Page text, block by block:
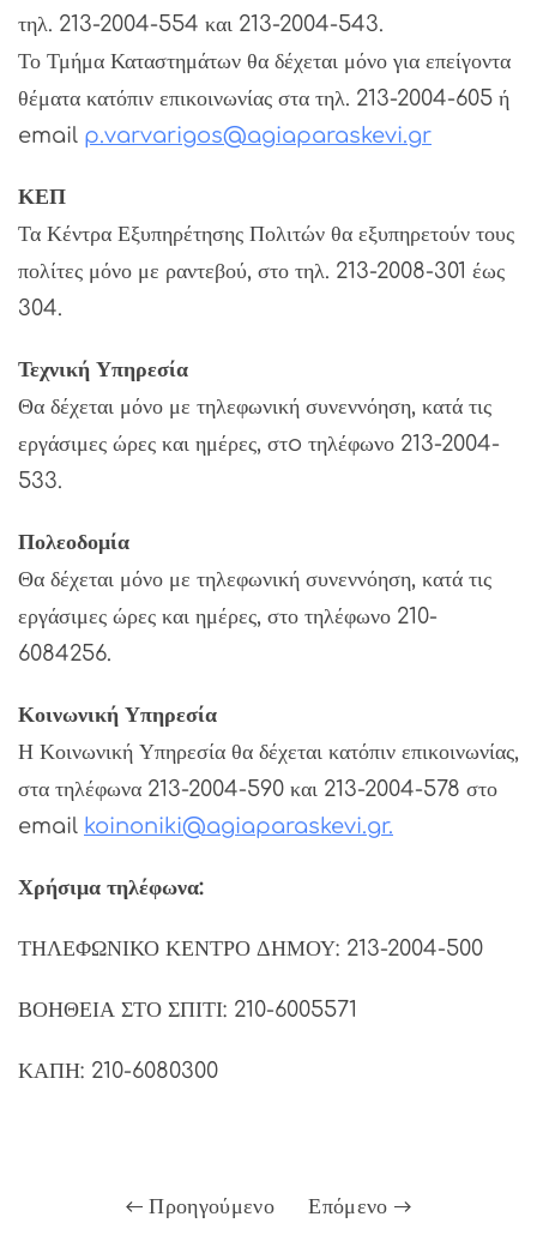
τηλ. 213-2004-554 και 213-2004-543.
Το Τμήμα Καταστημάτων θα δέχεται μόνο για επείγοντα
θέματα κατόπιν επικοινωνίας στα τηλ. 213-2004-605 ή
email p.varvarigos@agiaparaskevi.gr
ΚΕΠ
Τα Κέντρα Εξυπηρέτησης Πολιτών θα εξυπηρετούν τους
πολίτες μόνο με ραντεβού, στο τηλ. 213-2008-301 έως
304.
Τεχνική Υπηρεσία
Θα δέχεται μόνο με τηλεφωνική συνεννόηση, κατά τις
εργάσιμες ώρες και ημέρες, στo τηλέφωνο 213-2004-
533.
Πολεοδομία
Θα δέχεται μόνο με τηλεφωνική συνεννόηση, κατά τις
εργάσιμες ώρες και ημέρες, στο τηλέφωνο 210-
6084256.
Κοινωνική Υπηρεσία
Η Κοινωνική Υπηρεσία θα δέχεται κατόπιν επικοινωνίας,
στα τηλέφωνα 213-2004-590 και 213-2004-578 στο
email koinoniki@agiaparaskevi.gr.
Χρήσιμα τηλέφωνα:
ΤΗΛΕΦΩΝΙΚΟ ΚΕΝΤΡΟ ΔΗΜΟΥ: 213-2004-500
ΒΟΗΘΕΙΑ ΣΤΟ ΣΠΙΤΙ: 210-6005571
ΚΑΠΗ: 210-6080300
Προηγούμενο Επόμενο